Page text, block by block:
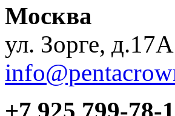
Москва
ул. Зорге, д.17А